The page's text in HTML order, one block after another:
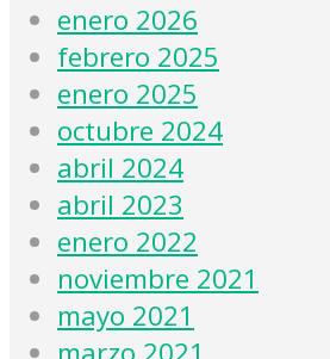
enero 2026
febrero 2025
enero 2025
octubre 2024
abril 2024
abril 2023
enero 2022
noviembre 2021
mayo 2021